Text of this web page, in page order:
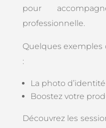
pour
professionnelle.
Quelques
:
La photo d’identité
Boostez votre
Découvrez les